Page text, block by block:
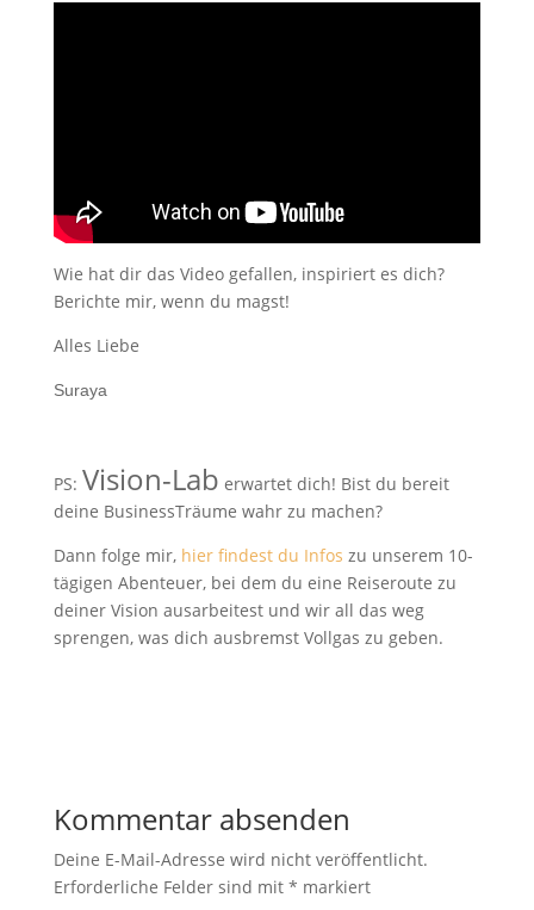
Wie hat dir das Video gefallen, inspiriert es dich?
Berichte mir, wenn du magst!
Alles Liebe
Suraya
PS: Vision-Lab erwartet dich! Bist du bereit
deine BusinessTräume wahr zu machen?
Dann folge mir, hier findest du Infos zu unserem 10-
tägigen Abenteuer, bei dem du eine Reiseroute zu
deiner Vision ausarbeitest und wir all das weg
sprengen, was dich ausbremst Vollgas zu geben.
Kommentar absenden
Deine E-Mail-Adresse wird nicht veröffentlicht.
Erforderliche Felder sind mit * markiert